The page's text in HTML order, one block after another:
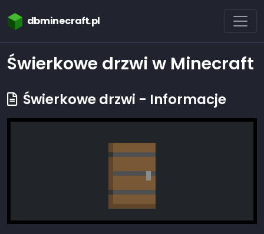
dbminecraft.pl
Świerkowe drzwi w Minecraft
Świerkowe drzwi - Informacje